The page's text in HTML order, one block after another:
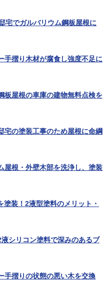
宅でガルバリウム鋼板屋根に
手摺り木材が腐食し強度不足に
板屋根の車庫の建物無料点検を
宅の塗装工事のため屋根に命綱
屋根・外壁木部を洗浄し、塗装
装！2液型塗料のメリット・
シリコン塗料で深みのあるブ
手摺りの状態の悪い木を交換